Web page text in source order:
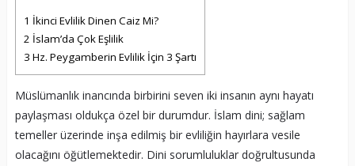
1 İkinci Evlilik Dinen Caiz Mi?
2 İslam’da Çok Eşlilik
3 Hz. Peygamberin Evlilik İçin 3 Şartı
Müslümanlık inancında birbirini seven iki insanın aynı hayatı
paylaşması oldukça özel bir durumdur. İslam dini; sağlam
temeller üzerinde inşa edilmiş bir evliliğin hayırlara vesile
olacağını öğütlemektedir. Dini sorumluluklar doğrultusunda